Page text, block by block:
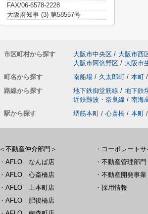
FAX/06-6578-2228
大阪府知事 (3) 第58557号
市区町村から探す 大阪市中央区 / 大阪市西
大阪市阿倍野区 / 大阪市
町名から探す
南船場 / 久太郎町 / 本町 /
路線から探す
地下鉄御堂筋線 / 地下鉄
近鉄難波・奈良線 / 南海
駅から探す
堺筋本町 / 心斎橋 / 本町 /
＜不動産仲介部門＞
・ AFLO なんば店
・ AFLO 心斎橋店
・ AFLO 上本町店
・ AFLO 肥後橋店
・ コーポレートサ
・ 不動産管理部門
・ 不動産開発事業
・ 採用情報